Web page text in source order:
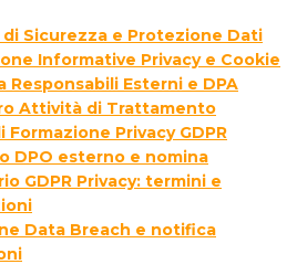
di Sicurezza e Protezione Dati
Informative Privacy e Cookie
Responsabili Esterni e DPA
Attività di Trattamento
Formazione Privacy GDPR
DPO esterno e nomina
GDPR Privacy: termini e
Data Breach e notifica